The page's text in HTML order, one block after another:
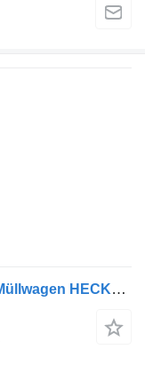
Mercedes-Benz Axor 2529 6 Stück Müllwagen HECKLADER, Zöller Medium XL